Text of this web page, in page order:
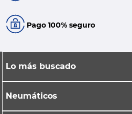
Pago 100% seguro
Lo más buscado
Neumáticos